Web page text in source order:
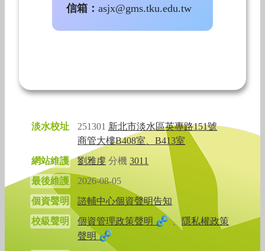
信箱：asjx@gms.tku.edu.tw
淡水校址 251301 新北市淡水區英專路151號
商管大樓B408室、B413室
網站維護
劉雅虔 分機3011
最後維護
2026-08-05
個資聲明
諮輔中心個資聲明告知
校級聲明
個資管理政策聲明 、隱私權政策
聲明